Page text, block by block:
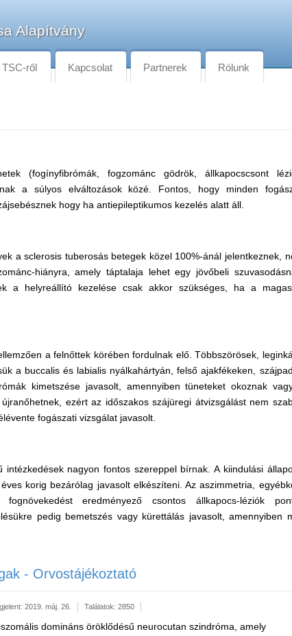
Alapítvány
TSC-ről Kapcsolat Partnerek Rólunk
(fogínyfibrómák, fogzománc gödrök, állkapocscsont
a súlyos elváltozások közé. Fontos, hogy minden
hogy ha antiepileptikumos kezelés alatt áll.
a sclerosis tuberosás betegek közel 100%-ánál jelentkeznek,
hiányra, amely táptalaja lehet egy jövőbeli
a helyreállító kezelése csak akkor szükséges, ha a
a felnőttek körében fordulnak elő. Többszörösek,
a buccalis és labialis nyálkahártyán, felső ajakfékeken,
kimetszése javasolt, amennyiben tüneteket okoznak
ezért az időszakos szájüregi átvizsgálást nem
fogászati vizsgálat javasolt.
nagyon fontos szereppel bírnak. A kiindulási
korig bezárólag javasolt elkészíteni. Az aszimmetria,
eredményező csontos állkapocs-léziók
pedig bemetszés vagy kürettálás javasolt, amennyiben
- Orvostájékoztató
2019. máj. 26. Találatok: 2850
domináns öröklődésű neurocutan szindróma, amely